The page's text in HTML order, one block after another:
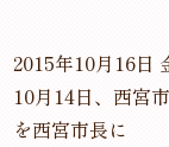
2015年10月16日
10月14日、西宮
を西宮市長に